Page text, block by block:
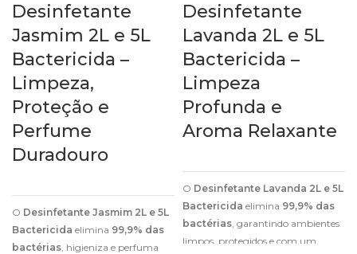
Desinfetante
Jasmim 2L e 5L
Bactericida –
Limpeza,
Proteção e
Perfume
Duradouro
O Desinfetante Jasmim 2L e 5L
Bactericida elimina 99,9% das
bactérias, higieniza e perfuma
Desinfetante
Lavanda 2L e 5L
Bactericida –
Limpeza
Profunda e
Aroma Relaxante
O Desinfetante Lavanda 2L e 5L
Bactericida elimina 99,9% das
bactérias, garantindo ambientes
limpos, protegidos e com um